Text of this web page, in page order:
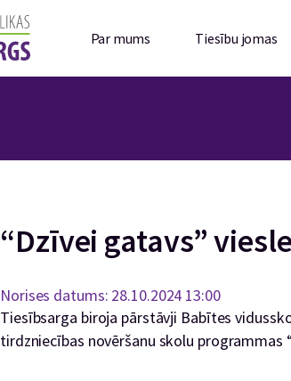
Par mums Tiesību jomas
“Dzīvei gatavs”
Norises datums: 28.10.2024 13:00
Tiesībsarga biroja pārstāvji Babītes
tirdzniecības novēršanu skolu programmas